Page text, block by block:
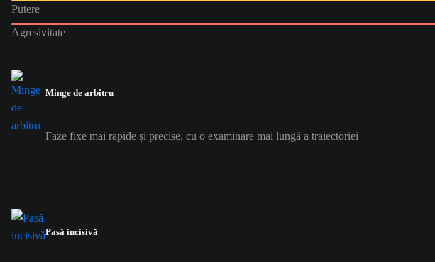
Putere
Agresivitate
Minge de arbitru
Faze fixe mai rapide și precise, cu o examinare mai lungă a traiectoriei
Pasă incisivă